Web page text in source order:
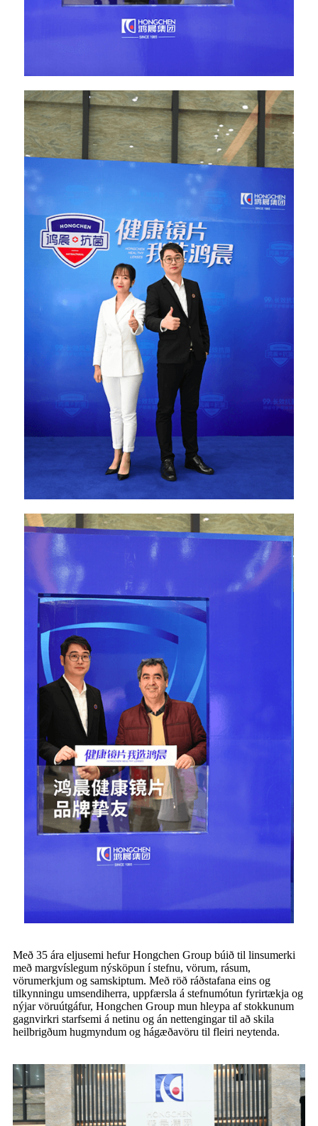
Með 35 ára eljusemi hefur Hongchen Group búið til linsumerki
með margvíslegum nýsköpun í stefnu, vörum, rásum,
vörumerkjum og samskiptum. Með röð ráðstafana eins og
tilkynningu umsendiherra, uppfærsla á stefnumótun fyrirtækja og
nýjar vöruútgáfur, Hongchen Group mun hleypa af stokkunum
gagnvirkri starfsemi á netinu og án nettengingar til að skila
heilbrigðum hugmyndum og hágæðavöru til fleiri neytenda.